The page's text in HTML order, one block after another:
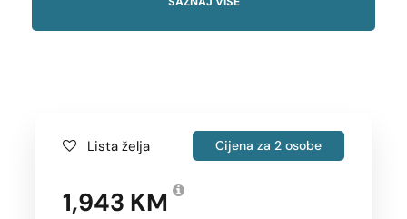
Lista želja Cijena za 2 osobe
1,943 KM
Polasci